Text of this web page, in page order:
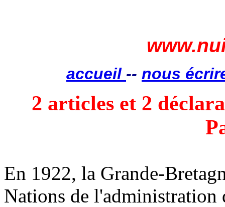
accueil -- nous
2 articles et 2
En 1922, la Grande-
Nations de l'administration